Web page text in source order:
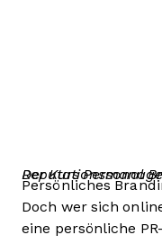
Der Kurs Personal Branding und digitales
Persönliches
Doch wer sich
eine persönliche